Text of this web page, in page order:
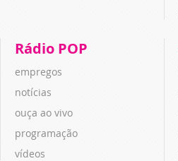
Rádio POP
empregos
notícias
ouça ao vivo
programação
vídeos